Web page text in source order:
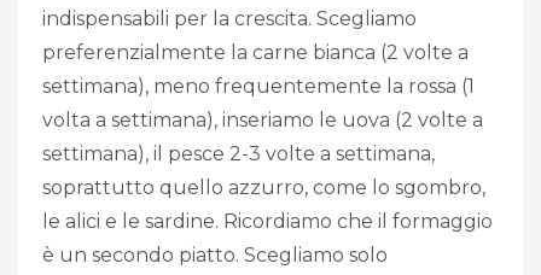
indispensabili per la crescita. Scegliamo
preferenzialmente la carne bianca (2 volte a
settimana), meno frequentemente la rossa (1
volta a settimana), inseriamo le uova (2 volte a
settimana), il pesce 2-3 volte a settimana,
soprattutto quello azzurro, come lo sgombro,
le alici e le sardine. Ricordiamo che il formaggio
è un secondo piatto. Scegliamo solo